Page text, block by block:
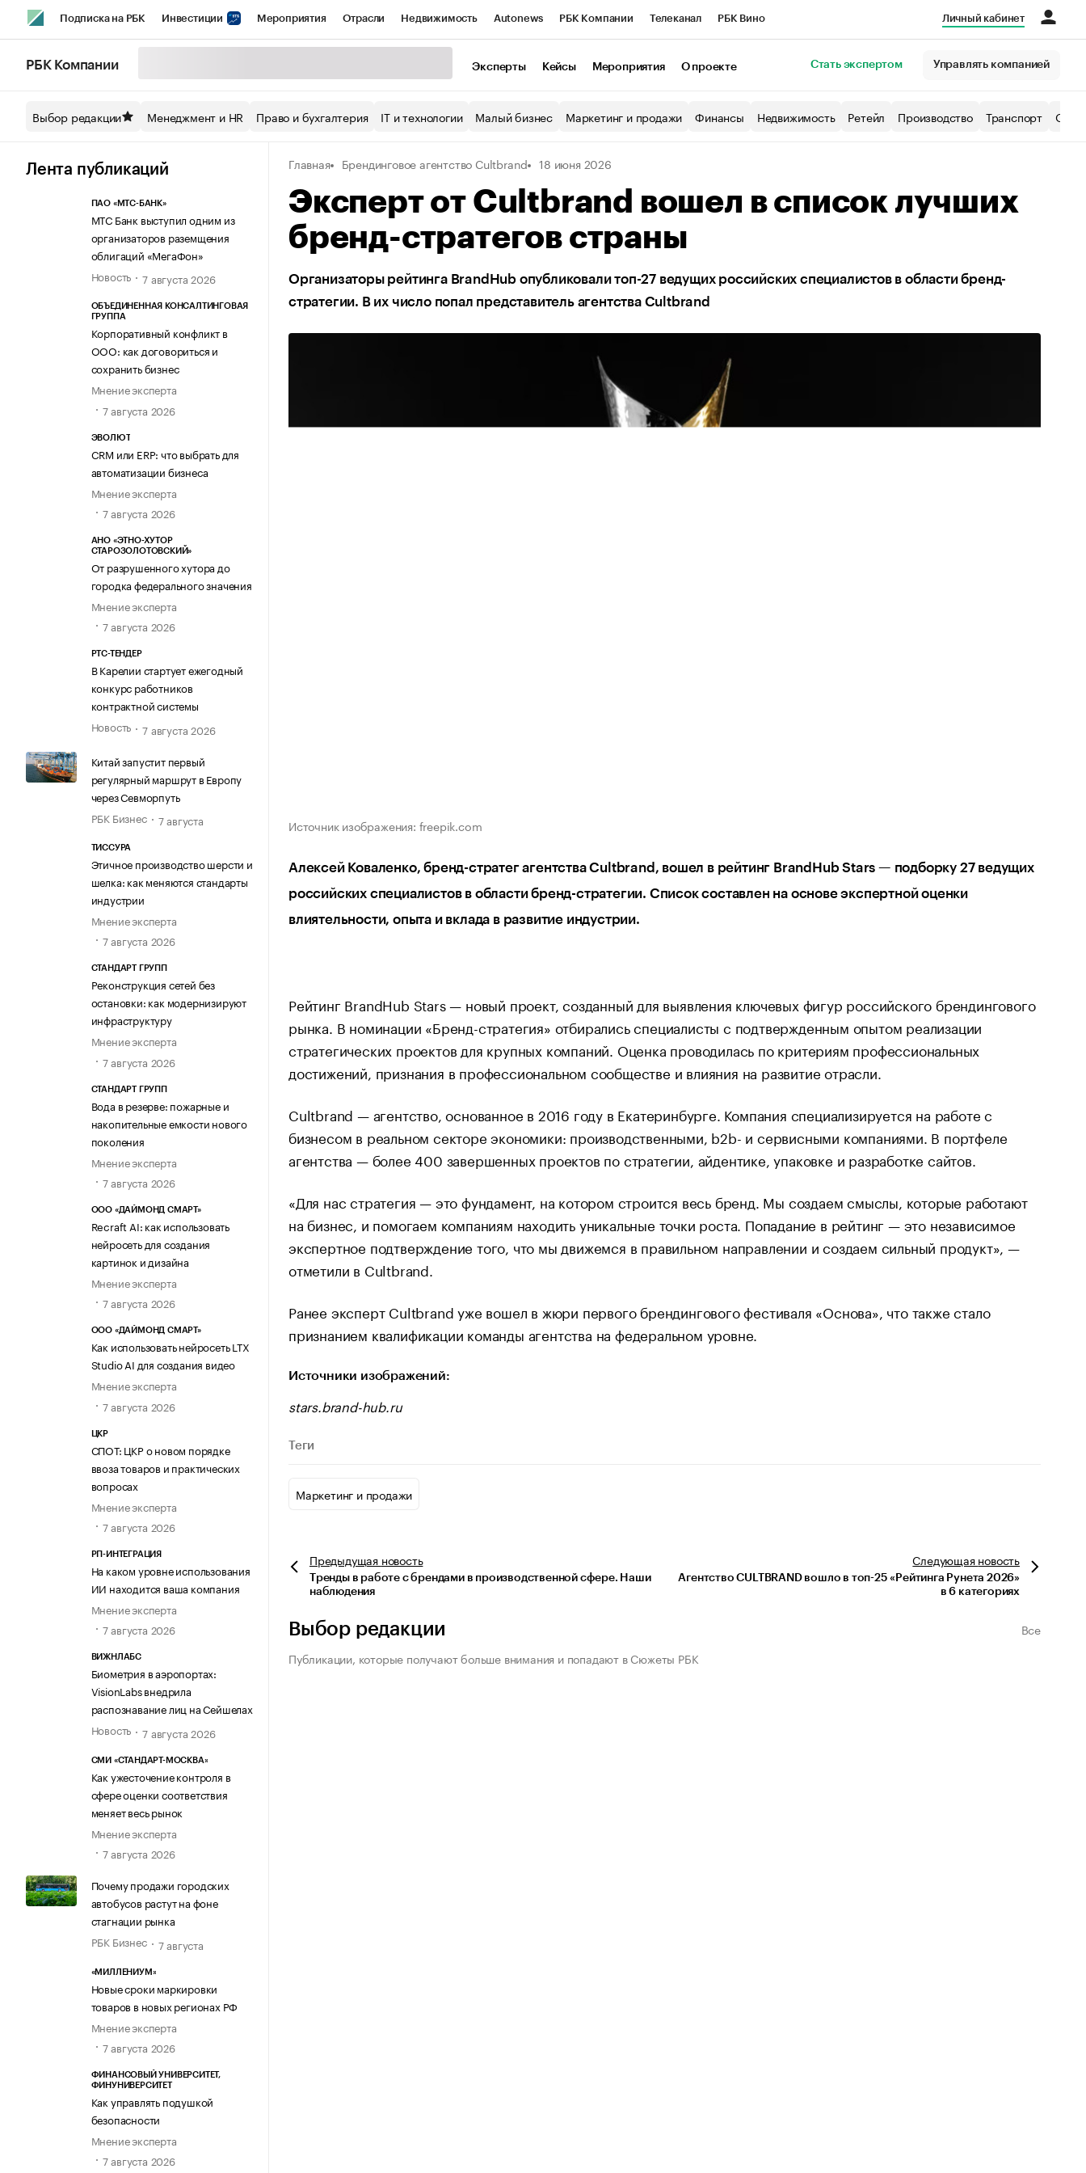
Подписка на РБК Инвестиции Мероприятия Отрасли Недвижимость Autonews РБК Компании Телеканал РБК Вино
Спецпроекты СПб Конференции СПб Спецпроекты Экономика Бизнес
Технологии и медиа Рынок наличной валюты
Личный кабинет
РБК Компании Эксперты Кейсы Мероприятия О проекте Стать экспертом Управлять компанией
Выбор редакции Менеджмент и HR Право и бухгалтерия IT и технологии Малый бизнес Маркетинг и продажи Финансы Недвижимость Ретейл Производство Транспорт
Лента публикаций
ПАО «МТС-БАНК»
МТС Банк выступил одним из
организаторов раземщения
облигаций «МегаФон»
Новость
7 августа 2026
ОБЪЕДИНЕННАЯ КОНСАЛТИНГОВАЯ
ГРУППА
Корпоративный конфликт в
ООО: как договориться и
сохранить бизнес
Мнение эксперта
7 августа 2026
ЭВОЛЮТ
CRM или ERP: что выбрать для
автоматизации бизнеса
Мнение эксперта
7 августа 2026
АНО «ЭТНО-ХУТОР
СТАРОЗОЛОТОВСКИЙ»
От разрушенного хутора до
городка федерального значения
Мнение эксперта
7 августа 2026
РТС-ТЕНДЕР
В Карелии стартует ежегодный
конкурс работников
контрактной системы
Новость
7 августа 2026
Китай запустит первый
регулярный маршрут в Европу
через Севморпуть
РБК Бизнес
7 августа
ТИССУРА
Этичное производство шерсти и
шелка: как меняются стандарты
индустрии
Мнение эксперта
7 августа 2026
СТАНДАРТ ГРУПП
Реконструкция сетей без
остановки: как модернизируют
инфраструктуру
Мнение эксперта
7 августа 2026
СТАНДАРТ ГРУПП
Вода в резерве: пожарные и
накопительные емкости нового
поколения
Мнение эксперта
7 августа 2026
ООО «ДАЙМОНД СМАРТ»
Recraft AI: как использовать
нейросеть для создания
картинок и дизайна
Мнение эксперта
7 августа 2026
ООО «ДАЙМОНД СМАРТ»
Как использовать нейросеть LTX
Studio AI для создания видео
Мнение эксперта
7 августа 2026
ЦКР
СПОТ: ЦКР о новом порядке
ввоза товаров и практических
вопросах
Мнение эксперта
7 августа 2026
РП-ИНТЕГРАЦИЯ
На каком уровне использования
ИИ находится ваша компания
Мнение эксперта
7 августа 2026
ВИЖНЛАБС
Биометрия в аэропортах:
VisionLabs внедрила
распознавание лиц на Сейшелах
Новость
7 августа 2026
СМИ «СТАНДАРТ-МОСКВА»
Как ужесточение контроля в
сфере оценки соответствия
меняет весь рынок
Мнение эксперта
7 августа 2026
Почему продажи городских
автобусов растут на фоне
стагнации рынка
РБК Бизнес
7 августа
«МИЛЛЕНИУМ»
Новые сроки маркировки
товаров в новых регионах РФ
Мнение эксперта
7 августа 2026
ФИНАНСОВЫЙ УНИВЕРСИТЕТ,
ФИНУНИВЕРСИТЕТ
Как управлять подушкой
безопасности
Мнение эксперта
7 августа 2026
Главная Брендинговое агентство Cultbrand 18 июня 2026
Эксперт от Cultbrand вошел в список лучших
бренд-стратегов страны
Организаторы рейтинга BrandHub опубликовали топ-27 ведущих российских специалистов в области бренд-
стратегии. В их число попал представитель агентства Cultbrand
Источник изображения: freepik.com
Алексей Коваленко, бренд-стратег агентства Cultbrand, вошел в рейтинг BrandHub Stars — подборку 27 ведущих
российских специалистов в области бренд-стратегии. Список составлен на основе экспертной оценки
влиятельности, опыта и вклада в развитие индустрии.
Рейтинг BrandHub Stars — новый проект, созданный для выявления ключевых фигур российского брендингового
рынка. В номинации «Бренд-стратегия» отбирались специалисты с подтвержденным опытом реализации
стратегических проектов для крупных компаний. Оценка проводилась по критериям профессиональных
достижений, признания в профессиональном сообществе и влияния на развитие отрасли.
Cultbrand — агентство, основанное в 2016 году в Екатеринбурге. Компания специализируется на работе с
бизнесом в реальном секторе экономики: производственными, b2b- и сервисными компаниями. В портфеле
агентства — более 400 завершенных проектов по стратегии, айдентике, упаковке и разработке сайтов.
«Для нас стратегия — это фундамент, на котором строится весь бренд. Мы создаем смыслы, которые работают
на бизнес, и помогаем компаниям находить уникальные точки роста. Попадание в рейтинг — это независимое
экспертное подтверждение того, что мы движемся в правильном направлении и создаем сильный продукт», —
отметили в Cultbrand.
Ранее эксперт Cultbrand уже вошел в жюри первого брендингового фестиваля «Основа», что также стало
признанием квалификации команды агентства на федеральном уровне.
Источники изображений:
stars.brand-hub.ru
Теги
Маркетинг и продажи
Предыдущая новость
Тренды в работе с брендами в производственной сфере. Наши
наблюдения
Следующаяновость
Агентство CULTBRAND вошло в топ-25 «Рейтинга Рунета 2026»
в 6 категориях
Выбор редакции
Все
Публикации, которые получают больше внимания и попадают в Сюжеты РБК